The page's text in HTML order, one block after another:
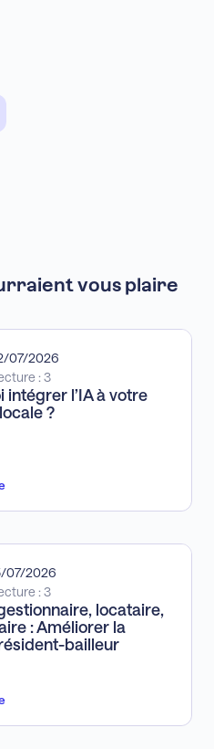
vous plaire
07/2026
: 3
intégrer l’IA à votre
?
07/2026
: 3
locataire,
: Améliorer la
bailleur